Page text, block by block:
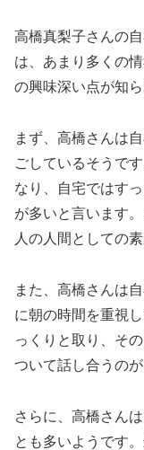
高橋真梨子さんの
は、あまり多くの
の興味深い点が知ら
まず、高橋さんは
ごしているそうで
なり、自宅ではす
が多いと言います
人の人間としての
また、高橋さんは
に朝の時間を重視
っくりと取り、そ
ついて話し合うの
さらに、高橋さん
とも多いようです